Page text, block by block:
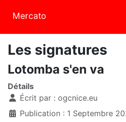
Mercato
Les signatures
Lotomba s'en va
Détails
Écrit par : ogcnice.eu
Publication : 1 Septembre